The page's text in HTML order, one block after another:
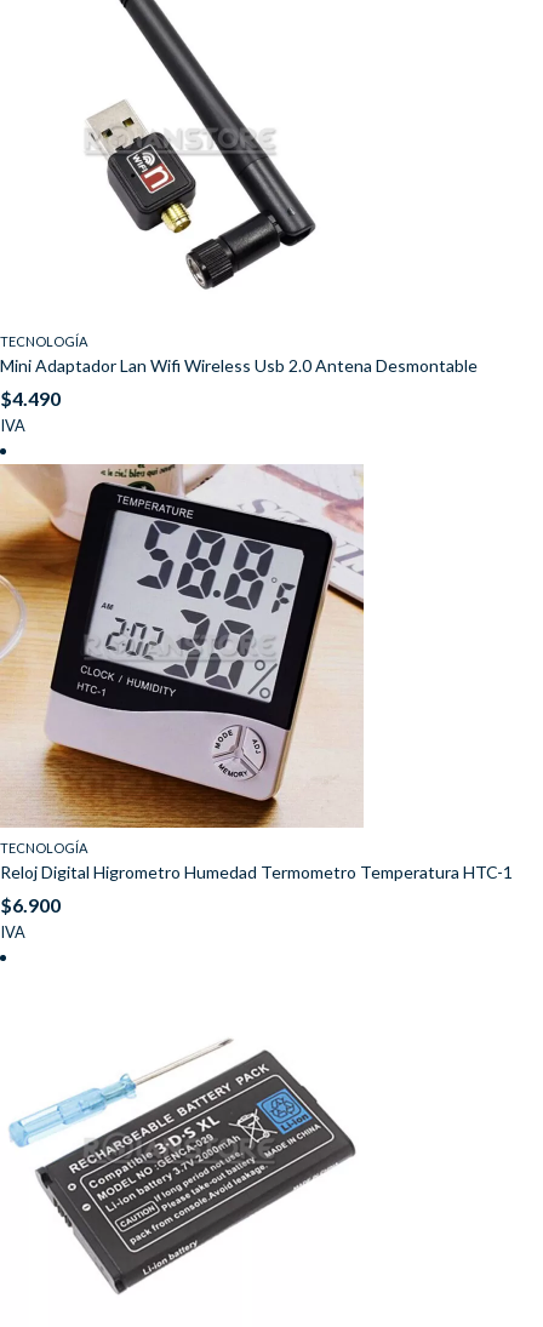
TECNOLOGÍA
Mini Adaptador Lan Wifi Wireless Usb 2.0 Antena Desmontable
$4.490
IVA
TECNOLOGÍA
Reloj Digital Higrometro Humedad Termometro Temperatura HTC-1
$6.900
IVA